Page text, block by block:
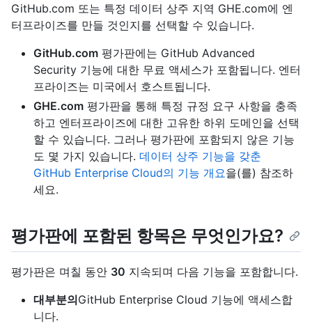
GitHub.com 또는 특정 데이터 상주 지역 GHE.com에 엔
터프라이즈를 만들 것인지를 선택할 수 있습니다.
GitHub.com 평가판에는 GitHub Advanced
Security 기능에 대한 무료 액세스가 포함됩니다. 엔터
프라이즈는 미국에서 호스트됩니다.
GHE.com 평가판을 통해 특정 규정 요구 사항을 충족
하고 엔터프라이즈에 대한 고유한 하위 도메인을 선택
할 수 있습니다. 그러나 평가판에 포함되지 않은 기능
도 몇 가지 있습니다. 데이터 상주 기능을 갖춘
GitHub Enterprise Cloud의 기능 개요을(를) 참조하
세요.
평가판에 포함된 항목은 무엇인가요?
평가판은 며칠 동안 30 지속되며 다음 기능을 포함합니다.
대부분의GitHub Enterprise Cloud 기능에 액세스합
니다.